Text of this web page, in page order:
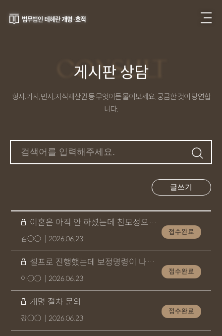
CONSULT
게시판 상담
형사, 가사, 민사, 지식재산권 등 무엇이든 물어보세요. 궁금한 것이 당연합
니다.
글쓰기
이혼은 아직 안 하셨는데 친모성으로 변경하고 싶어요
김○○ 2026.06.23
접수완료
셀프로 진행했는데 보정명령이 나왔어요ㅠㅜ
이○○ 2026.06.23
접수완료
개명 절차 문의
강○○ 2026.06.23
접수완료